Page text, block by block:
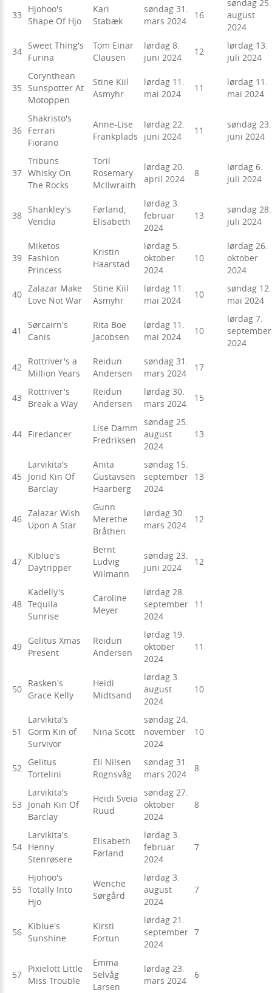
33
Hjohoo's
Shape Of Hjo
Kari
Stabæk
søndag 31.
mars 2024
16
søndag 25.
august
2024
34
Sweet Thing's
Furina
Tom Einar
Clausen
lørdag 8.
juni 2024
12
lørdag 13.
juli 2024
35
Corynthean
Sunspotter At
Motoppen
Stine Kiil
Asmyhr
lørdag 11.
mai 2024
11
lørdag 11.
mai 2024
36
Shakristo's
Ferrari
Fiorano
Anne-Lise
Frankplads
lørdag 22.
juni 2024
11
søndag 23.
juni 2024
37
Tribuns
Whisky On
The Rocks
Toril
Rosemary
McIlwraith
lørdag 20.
april 2024
8
lørdag 6.
juli 2024
38
Shankley's
Vendia
Førland,
Elisabeth
lørdag 3.
februar
2024
13
søndag 28.
juli 2024
39
Miketos
Fashion
Princess
Kristin
Haarstad
lørdag 5.
oktober
2024
10
lørdag 26.
oktober
2024
40
Zalazar Make
Love Not War
Stine Kiil
Asmyhr
lørdag 11.
mai 2024
10
søndag 12.
mai 2024
41
Sørcairn's
Canis
Rita Boe
Jacobsen
lørdag 11.
mai 2024
10
lørdag 7.
september
2024
42
Rottriver's a
Million Years
Reidun
Andersen
søndag 31.
mars 2024
17
43
Rottriver's
Break a Way
Reidun
Andersen
lørdag 30.
mars 2024
15
44 Firedancer
Lise Damm
Fredriksen
søndag 25.
august
2024
13
45
Larvikita's
Jorid Kin Of
Barclay
Anita
Gustavsen
Haarberg
søndag 15.
september
2024
13
46
Zalazar Wish
Upon A Star
Gunn
Merethe
Bråthen
lørdag 30.
mars 2024
12
47
Kiblue's
Daytripper
Bernt
Ludvig
Wilmann
søndag 23.
juni 2024
12
48
Kadelly's
Tequila
Sunrise
Caroline
Meyer
lørdag 28.
september
2024
11
49
Gelitus Xmas
Present
Reidun
Andersen
lørdag 19.
oktober
2024
11
50
Rasken's
Grace Kelly
Heidi
Midtsand
lørdag 3.
august
2024
10
51
Larvikita's
Gorm Kin of
Survivor
Nina Scott
søndag 24.
november
2024
10
52
Gelitus
Tortelini
Eli Nilsen
Rognsvåg
søndag 31.
mars 2024
8
53
Larvikita's
Jonah Kin Of
Barclay
Heidi Sveia
Ruud
søndag 27.
oktober
2024
8
54
Larvikita's
Henny
Stenrøsere
Elisabeth
Førland
lørdag 3.
februar
2024
7
55
Hjohoo's
Totally Into
Hjo
Wenche
Sørgård
lørdag 3.
august
2024
7
56
Kiblue's
Sunshine
Kirsti
Fortun
lørdag 21.
september
2024
7
57
Pixielott Little
Miss Trouble
Emma
Selvåg
Larsen
lørdag 23.
mars 2024
6